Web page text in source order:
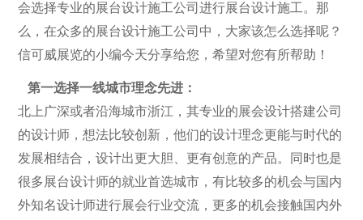
会选择专业的展台设计施工公司进行展台设计施工。那
么，在众多的展台设计施工公司中，大家该怎么选择呢？
信可威展览的小编今天分享给您，希望对您有所帮助！
第一选择一线城市理念先进：
北上广深或者沿海城市浙江，其专业的展会设计搭建公司
的设计师，想法比较创新，他们的设计理念更能与时代的
发展相结合，设计出更大胆、更有创意的产品。同时也是
很多展台设计师的就业首选城市，有比较多的机会与国内
外知名设计师进行展会行业交流，更多的机会接触国内外